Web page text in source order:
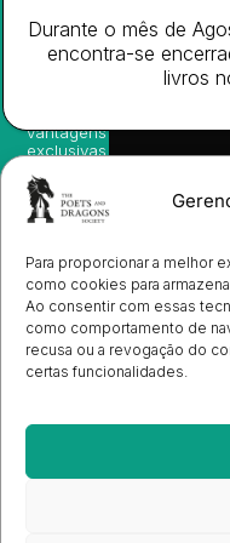
Para proporcionar a melhor
como cookies para
Ao consentir com essas
como comportamento de
recusa ou a revogação do
certas funcionalidades.
sugestões
de
leitura,
vantagens
exclusivas
avisos
diretamente
no seu
Subscrever
Durante o mês de
encontra-se
livros